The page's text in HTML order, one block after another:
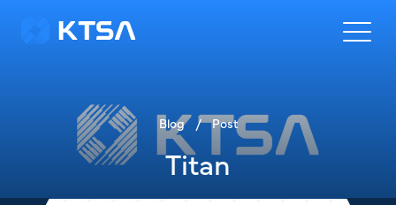
Blog / Post
Titan